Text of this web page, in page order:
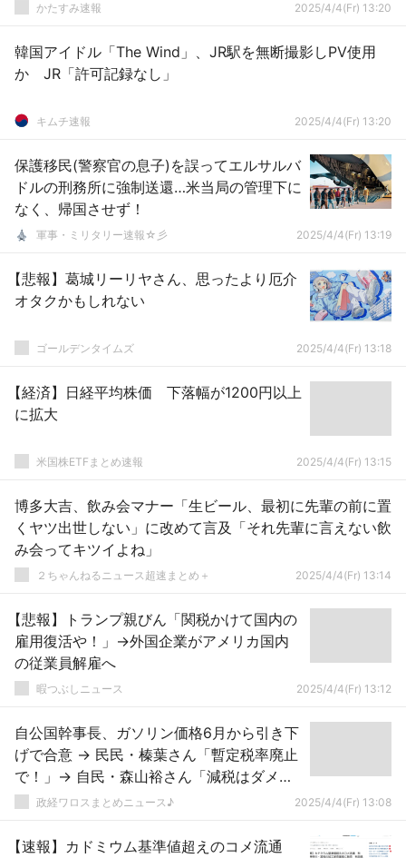
かたすみ速報 2025/4/4(Fr) 13:20
韓国アイドル「The Wind」、JR駅を無断撮影しPV使用
か JR「許可記録なし」
キムチ速報 2025/4/4(Fr) 13:20
保護移民(警察官の息子)を誤ってエルサルバ
ドルの刑務所に強制送還…米当局の管理下に
なく、帰国させず！
軍事・ミリタリー速報☆彡 2025/4/4(Fr) 13:19
【悲報】葛城リーリヤさん、思ったより厄介
オタクかもしれない
ゴールデンタイムズ 2025/4/4(Fr) 13:18
【経済】日経平均株価 下落幅が1200円以上
に拡大
米国株ETFまとめ速報 2025/4/4(Fr) 13:15
博多大吉、飲み会マナー「生ビール、最初に先輩の前に置
くヤツ出世しない」に改めて言及「それ先輩に言えない飲
み会ってキツイよね」
２ちゃんねるニュース超速まとめ＋ 2025/4/4(Fr) 13:14
【悲報】トランプ親びん「関税かけて国内の
雇用復活や！」→外国企業がアメリカ国内
の従業員解雇へ
暇つぶしニュース 2025/4/4(Fr) 13:12
自公国幹事長、ガソリン価格6月から引き下
げで合意 → 民民・榛葉さん「暫定税率廃止
で！」→ 自民・森山裕さん「減税はダメ絶
対！！！」 → ｗｗｗｗｗｗｗｗｗｗｗｗｗ
政経ワロスまとめニュース♪ 2025/4/4(Fr) 13:08
【速報】カドミウム基準値超えのコメ流通